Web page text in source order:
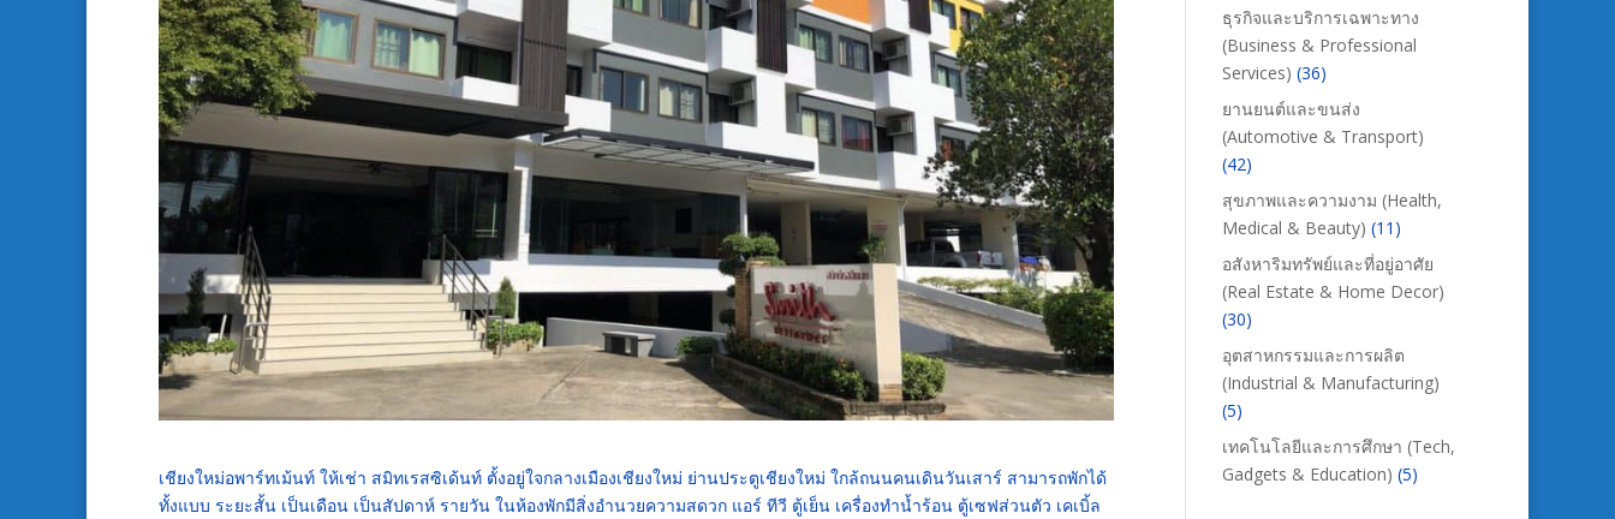
เชียงใหม่อพาร์ทเม้นท์ ให้เช่า สมิทเรสซิเด้นท์ ตั้งอยู่ใจกลางเมืองเชียงใหม่ ย่านประตูเชียงใหม่ ใกล้ถนนคนเดินวันเสาร์ สามารถพักได้
ทั้งแบบ ระยะสั้น เป็นเดือน เป็นสัปดาห์ รายวัน ในห้องพักมีสิ่งอำนวยความสดวก แอร์ ทีวี ตู้เย็น เครื่องทำน้ำร้อน ตู้เซฟส่วนตัว เคเบิ้ล
ธุรกิจและบริการเฉพาะทาง
(Business & Professional
Services) (36)
ยานยนต์และขนส่ง
(Automotive & Transport)
(42)
สุขภาพและความงาม (Health,
Medical & Beauty) (11)
อสังหาริมทรัพย์และที่อยู่อาศัย
(Real Estate & Home Decor)
(30)
อุตสาหกรรมและการผลิต
(Industrial & Manufacturing)
(5)
เทคโนโลยีและการศึกษา (Tech,
Gadgets & Education) (5)